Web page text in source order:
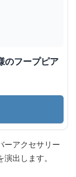
のフープピア
ーアクセサリー
出します。